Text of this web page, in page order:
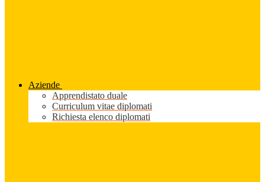
Aziende
Apprendistato duale
Curriculum vitae diplomati
Richiesta elenco diplomati